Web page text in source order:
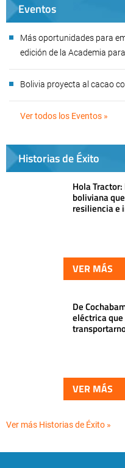
Eventos
Más oportunidades para
edición de la Academia
Bolivia proyecta al cacao
Ver todos los Eventos »
Historias de Éxito
Hola
boliviana
resiliencia e
VER MÁS
De
eléctrica
VER MÁS
Ver más Historias de Éxito »